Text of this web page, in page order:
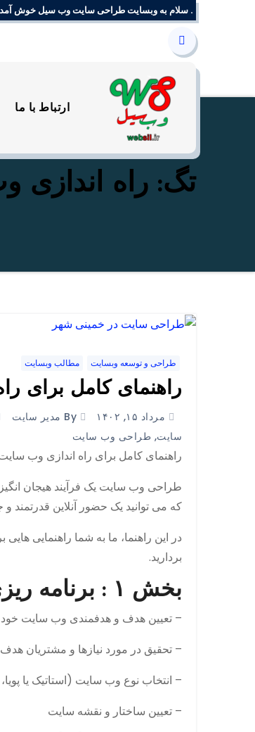
. سلام به وبسایت طراحی سایت وب سیل خوش
ارتباط با ما
تگ: راه اندازی
طراحی و توسعه وبسایت مطالب وبسایت
راهنمای کامل برای
مرداد ۱۵, ۱۴۰۲ By مدیر سایت
سایت, طراحی وب سایت
راهنمای کامل برای راه اندازی وب
طراحی وب سایت یک فرآیند هیجان
که می توانید یک حضور آنلاین
در این راهنما، ما به شما راهنمایی
بردارید.
بخش ۱ : برنامه ریزی
– تعیین هدف و هدفمندی وب سایت خود
– تحقیق در مورد نیازها و مشتریان هدف
– انتخاب نوع وب سایت (استاتیک یا
– تعیین ساختار و نقشه سایت